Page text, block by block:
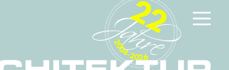
2004-2026
22